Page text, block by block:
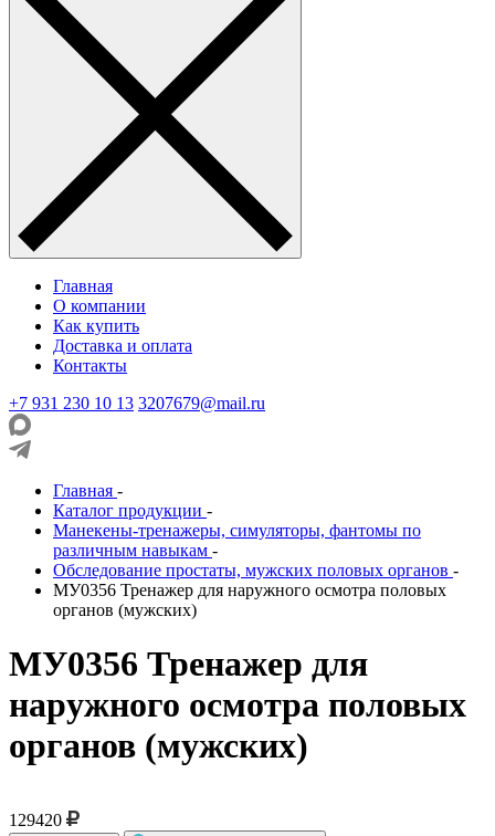
Главная
О компании
Как купить
Доставка и оплата
Контакты
+7 931 230 10 13 3207679@mail.ru
Главная -
Каталог продукции -
Манекены-тренажеры, симуляторы, фантомы по
различным навыкам -
Обследование простаты, мужских половых органов -
МУ0356 Тренажер для наружного осмотра половых
органов (мужских)
МУ0356 Тренажер для
наружного осмотра половых
органов (мужских)
129420